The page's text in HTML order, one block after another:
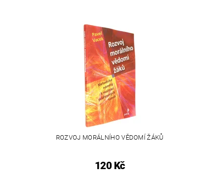
ROZVOJ MORÁLNÍHO VĚDOMÍ ŽÁKŮ
120 Kč